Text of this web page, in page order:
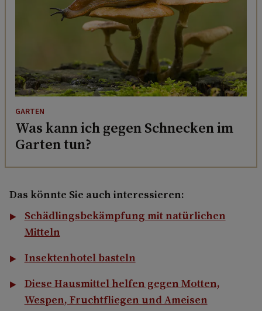
GARTEN
Was kann ich gegen Schnecken im
Garten tun?
Das könnte Sie auch interessieren:
Schädlingsbekämpfung mit natürlichen
Mitteln
Insektenhotel basteln
Diese Hausmittel helfen gegen Motten,
Wespen, Fruchtfliegen und Ameisen